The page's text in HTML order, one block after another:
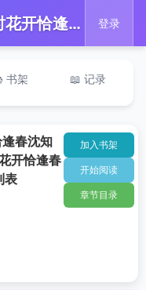
📖 (番外)+(全文)微时花开恰逢春沈知微陆则衍完本小说_微时花开恰逢春沈知微陆则衍小说更新列表 登录
书架 📖 记录
春沈知
开恰逢春
表
加入书架
开始阅读
章节目录